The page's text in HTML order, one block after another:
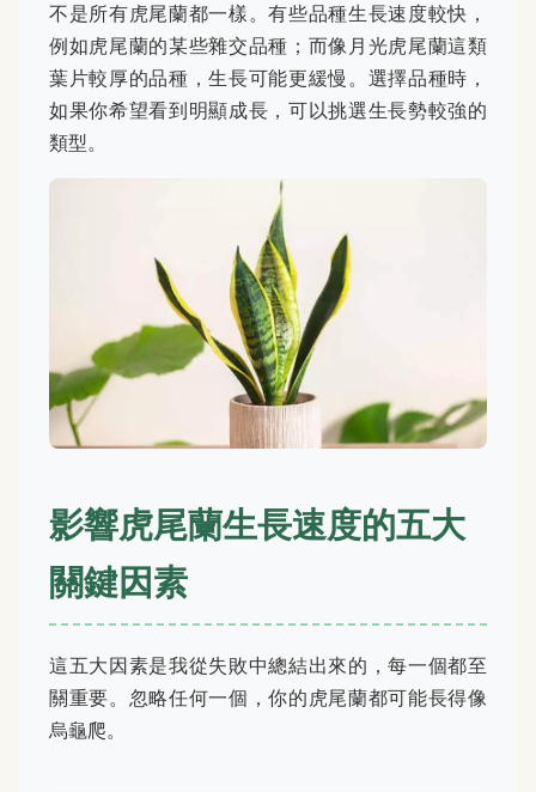
不是所有虎尾蘭都一樣。有些品種生長速度較快，
例如虎尾蘭的某些雜交品種；而像月光虎尾蘭這類
葉片較厚的品種，生長可能更緩慢。選擇品種時，
如果你希望看到明顯成長，可以挑選生長勢較強的
類型。
影響虎尾蘭生長速度的五大
關鍵因素
這五大因素是我從失敗中總結出來的，每一個都至
關重要。忽略任何一個，你的虎尾蘭都可能長得像
烏龜爬。